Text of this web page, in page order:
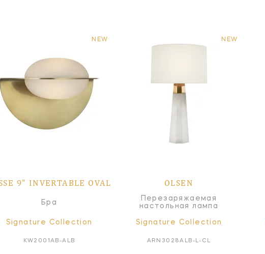
NEW
9" INVERTABLE OVAL
Бра
Signature Collection
KW2001AB-ALB
NEW
OLSEN
Перезаряжаемая
настольная лампа
Signature Collection
ARN3028ALB-L-CL